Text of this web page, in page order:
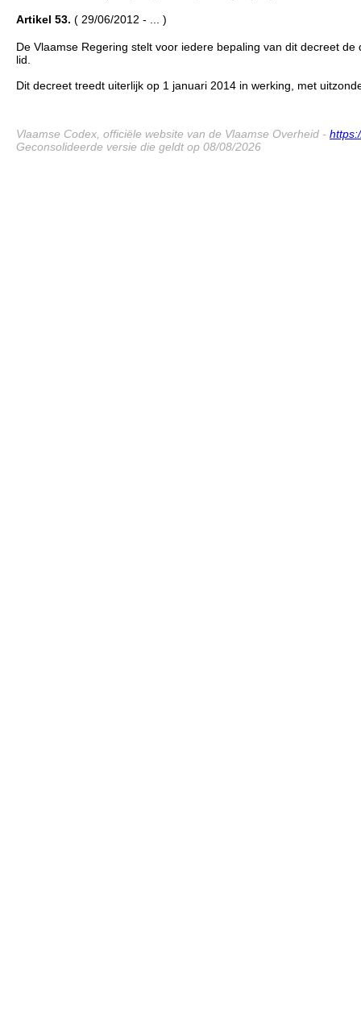
Artikel 53. ( 29/06/2012 - ... )
De Vlaamse Regering stelt voor iedere bepaling van dit decreet
lid.
Dit decreet treedt uiterlijk op 1 januari 2014 in werking, met
Vlaamse Codex, officiële website van de Vlaamse Overheid -
Geconsolideerde versie die geldt op 08/08/2026